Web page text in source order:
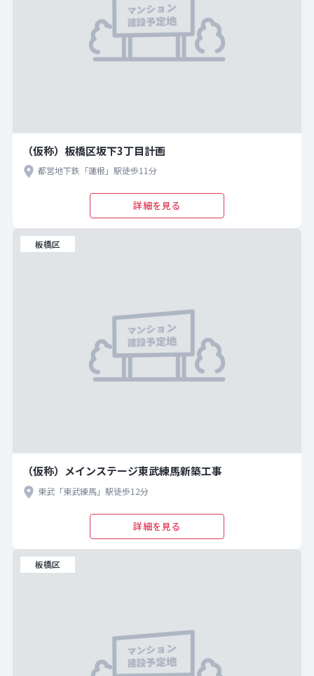
（仮称）板橋区坂下3丁目計画
都営地下鉄「蓮根」駅徒歩11分
詳細を見る
板橋区
（仮称）メインステージ東武練馬新築工事
東武「東武練馬」駅徒歩12分
詳細を見る
板橋区